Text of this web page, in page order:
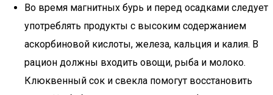
Во время магнитных бурь и перед осадками следует
употреблять продукты с высоким содержанием
аскорбиновой кислоты, железа, кальция и калия. В
рацион должны входить овощи, рыба и молоко.
Клюквенный сок и свекла помогут восстановить